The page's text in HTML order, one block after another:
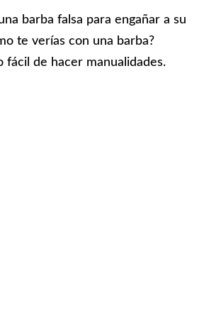
barba falsa para engañar a su
te verías con una barba?
fácil de hacer manualidades.